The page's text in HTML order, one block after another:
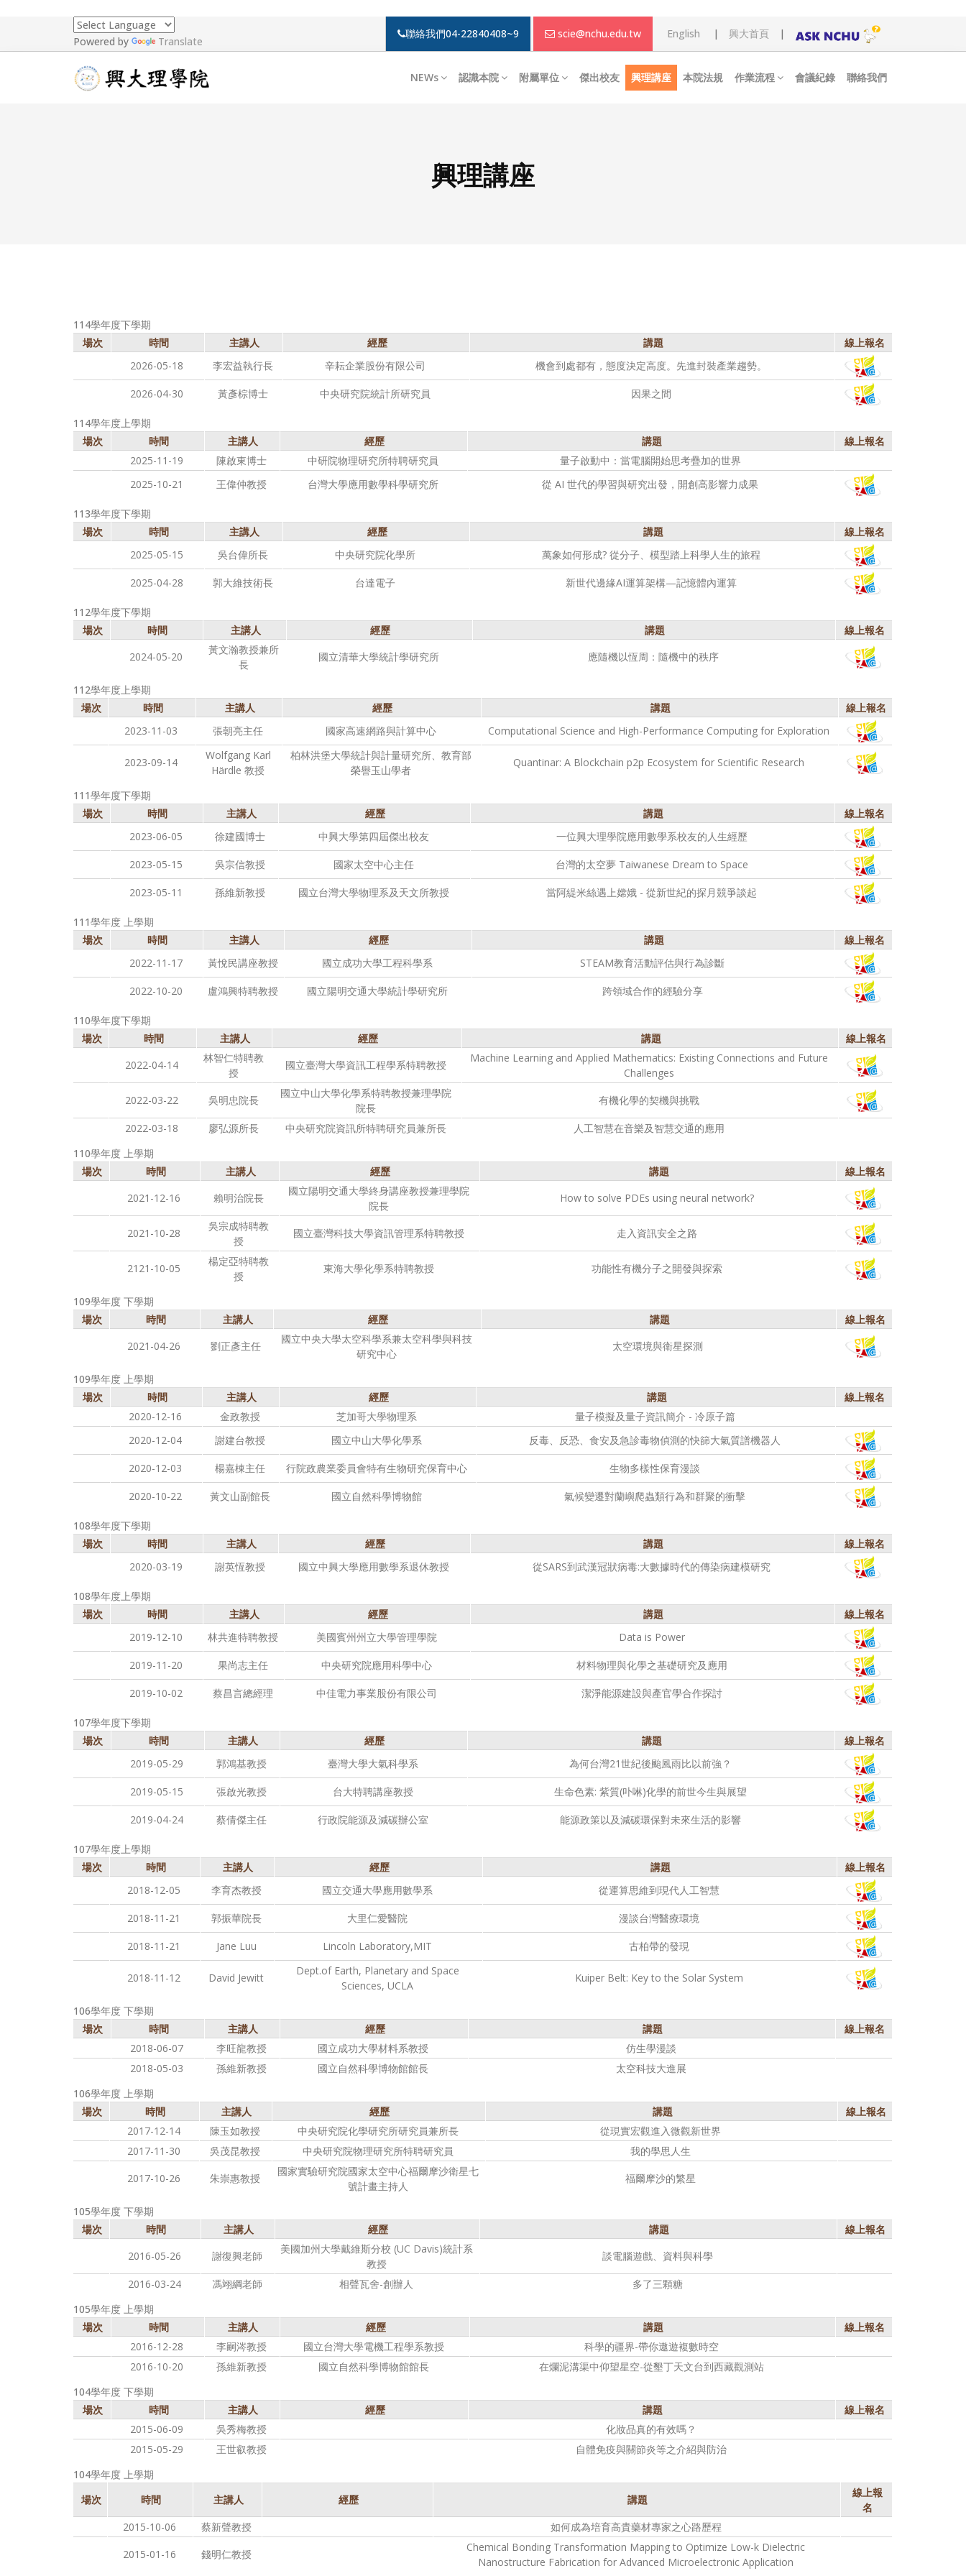
Powered by Translate
聯絡我們04-22840408~9 scie@nchu.edu.tw English | 興大首頁 |
NEWs 認識本院 附屬單位 傑出校友 興理講座 本院法規 作業流程 會議紀錄 聯絡我們
興理講座
114學年度下學期
場次
時間 主講人 經歷 講題
線上報名
2026-05-18
李宏益執行長 辛耘企業股份有限公司 機會到處都有，態度決定高度。先進封裝產業趨勢。
2026-04-30 黃彥棕博士 中央研究院統計所研究員 因果之間
114學年度上學期
場次
時間 主講人 經歷 講題
線上報名
2025-11-19
陳啟東博士 中研院物理研究所特聘研究員
量子啟動中：當電腦開始思考疊加的世界
2025-10-21
王偉仲教授 台灣大學應用數學科學研究所 從 AI 世代的學習與研究出發，開創高影響力成果
113學年度下學期
場次
時間 主講人 經歷 講題
線上報名
2025-05-15
吳台偉所長 中央研究院化學所 萬象如何形成? 從分子、模型踏上科學人生的旅程
2025-04-28 郭大維技術長 台達電子 新世代邊緣AI運算架構—記憶體內運算
112學年度下學期
場次
時間 主講人 經歷 講題
線上報名
2024-05-20
黃文瀚教授兼所
長
國立清華大學統計學研究所 應隨機以恆周：隨機中的秩序
112學年度上學期
場次
時間 主講人 經歷 講題
線上報名
2023-11-03
張朝亮主任 國家高速網路與計算中心 Computational Science and High-Performance Computing for Exploration
2023-09-14
Wolfgang Karl
Härdle 教授
柏林洪堡大學統計與計量研究所、教育部
榮譽玉山學者
Quantinar: A Blockchain p2p Ecosystem for Scientific Research
111學年度下學期
場次
時間 主講人 經歷 講題
線上報名
2023-06-05
徐建國博士 中興大學第四屆傑出校友 一位興大理學院應用數學系校友的人生經歷
2023-05-15 吳宗信教授 國家太空中心主任 台灣的太空夢 Taiwanese Dream to Space
2023-05-11 孫維新教授 國立台灣大學物理系及天文所教授 當阿緹米絲遇上嫦娥 - 從新世紀的探月競爭談起
111學年度 上學期
場次
時間 主講人 經歷 講題
線上報名
2022-11-17
黃悅民講座教授 國立成功大學工程科學系 STEAM教育活動評估與行為診斷
2022-10-20 盧鴻興特聘教授 國立陽明交通大學統計學研究所 跨領域合作的經驗分享
110學年度下學期
場次
時間 主講人 經歷 講題
線上報名
2022-04-14
林智仁特聘教
授
國立臺灣大學資訊工程學系特聘教授
Machine Learning and Applied Mathematics: Existing Connections and Future
Challenges
2022-03-22
吳明忠院長
國立中山大學化學系特聘教授兼理學院
院長
有機化學的契機與挑戰
2022-03-18 廖弘源所長 中央研究院資訊所特聘研究員兼所長
人工智慧在音樂及智慧交通的應用
110學年度 上學期
場次
時間 主講人 經歷 講題
線上報名
2021-12-16
賴明治院長
國立陽明交通大學終身講座教授兼理學院
院長
How to solve PDEs using neural network?
2021-10-28
吳宗成特聘教
授
國立臺灣科技大學資訊管理系特聘教授 走入資訊安全之路
2121-10-05
楊定亞特聘教
授
東海大學化學系特聘教授 功能性有機分子之開發與探索
109學年度 下學期
場次
時間 主講人 經歷 講題
線上報名
2021-04-26
劉正彥主任
國立中央大學太空科學系兼太空科學與科技
研究中心
太空環境與衛星探測
109學年度 上學期
場次
時間 主講人 經歷 講題
線上報名
2020-12-16
金政教授 芝加哥大學物理系
量子模擬及量子資訊簡介 - 冷原子篇
2020-12-04
謝建台教授 國立中山大學化學系 反毒、反恐、食安及急診毒物偵測的快篩大氣質譜機器人
2020-12-03 楊嘉棟主任 行院政農業委員會特有生物研究保育中心 生物多樣性保育漫談
2020-10-22 黃文山副館長 國立自然科學博物館 氣候變遷對蘭嶼爬蟲類行為和群聚的衝擊
108學年度下學期
場次
時間 主講人 經歷 講題
線上報名
2020-03-19
謝英恆教授 國立中興大學應用數學系退休教授 從SARS到武漢冠狀病毒:大數據時代的傳染病建模研究
108學年度上學期
場次
時間 主講人 經歷 講題
線上報名
2019-12-10
林共進特聘教授 美國賓州州立大學管理學院 Data is Power
2019-11-20 果尚志主任 中央研究院應用科學中心 材料物理與化學之基礎研究及應用
2019-10-02 蔡昌言總經理 中佳電力事業股份有限公司 潔淨能源建設與產官學合作探討
107學年度下學期
場次
時間 主講人 經歷 講題
線上報名
2019-05-29
郭鴻基教授 臺灣大學大氣科學系 為何台灣21世紀後颱風雨比以前強？
2019-05-15 張啟光教授 台大特聘講座教授 生命色素: 紫質(卟啉)化學的前世今生與展望
2019-04-24 蔡倩傑主任 行政院能源及減碳辦公室 能源政策以及減碳環保對未來生活的影響
107學年度上學期
場次
時間 主講人 經歷 講題
線上報名
2018-12-05
李育杰教授 國立交通大學應用數學系 從運算思維到現代人工智慧
2018-11-21 郭振華院長 大里仁愛醫院 漫談台灣醫療環境
2018-11-21 Jane Luu Lincoln Laboratory,MIT 古柏帶的發現
2018-11-12 David Jewitt
Dept.of Earth, Planetary and Space
Sciences, UCLA
Kuiper Belt: Key to the Solar System
106學年度 下學期
場次
時間 主講人 經歷 講題
線上報名
2018-06-07
李旺龍教授 國立成功大學材料系教授
仿生學漫談
2018-05-03
孫維新教授 國立自然科學博物館館長
太空科技大進展
106學年度 上學期
場次
時間 主講人 經歷 講題
線上報名
2017-12-14
陳玉如教授 中央研究院化學研究所研究員兼所長
從現實宏觀進入微觀新世界
2017-11-30
吳茂昆教授 中央研究院物理研究所特聘研究員
我的學思人生
2017-10-26
朱崇惠教授
國家實驗研究院國家太空中心福爾摩沙衛星七
號計畫主持人
福爾摩沙的繁星
105學年度 下學期
場次
時間 主講人 經歷 講題
線上報名
2016-05-26
謝復興老師
美國加州大學戴維斯分校 (UC Davis)統計系
教授
談電腦遊戲、資料與科學
2016-03-24 馮翊綱老師 相聲瓦舍-創辦人
多了三顆糖
105學年度 上學期
場次
時間 主講人 經歷 講題
線上報名
2016-12-28
李嗣涔教授 國立台灣大學電機工程學系教授
科學的疆界-帶你遨遊複數時空
2016-10-20
孫維新教授 國立自然科學博物館館長
在爛泥溝渠中仰望星空-從墾丁天文台到西藏觀測站
104學年度 下學期
場次
時間 主講人 經歷 講題
線上報名
2015-06-09
吳秀梅教授
化妝品真的有效嗎？
2015-05-29
王世叡教授
自體免疫與關節炎等之介紹與防治
104學年度 上學期
場次
時間 主講人 經歷 講題
線上報
名
2015-10-06
蔡新聲教授
如何成為培育高貴藥材專家之心路歷程
2015-01-16
錢明仁教授
Chemical Bonding Transformation Mapping to Optimize Low-k Dielectric
Nanostructure Fabrication for Advanced Microelectronic Application